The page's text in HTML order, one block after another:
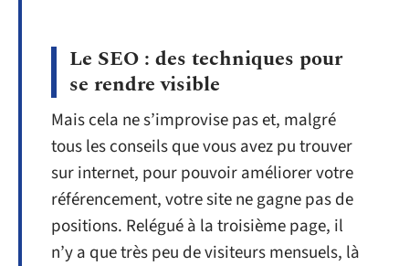
Le SEO : des techniques pour
se rendre visible
Mais cela ne s’improvise pas et, malgré
tous les conseils que vous avez pu trouver
sur internet, pour pouvoir améliorer votre
référencement, votre site ne gagne pas de
positions. Relégué à la troisième page, il
n’y a que très peu de visiteurs mensuels, là